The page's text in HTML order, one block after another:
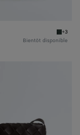
Alpi
+3
Bientôt disponible